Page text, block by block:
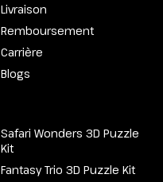
Livraison
Remboursement
Carrière
Blogs
Safari Wonders 3D Puzzle
Kit
Fantasy Trio 3D Puzzle Kit